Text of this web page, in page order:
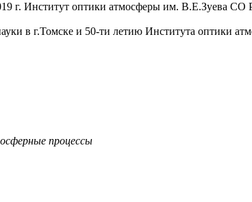
г. Институт оптики атмосферы им. В.Е.Зуева СО
в г.Томске и 50-ти летию Института оптики
процессы